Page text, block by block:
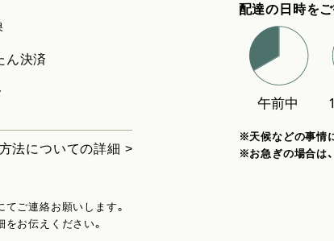
ん決済
法についての詳細 >
ご連絡お願いします。
をお伝えください。
配達の日時をご
※天候などの事情
※お急ぎの場合は